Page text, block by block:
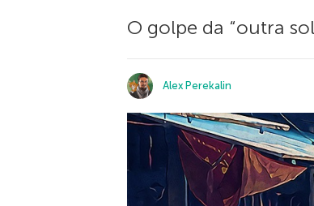
O golpe da “outra
Alex Perekalin